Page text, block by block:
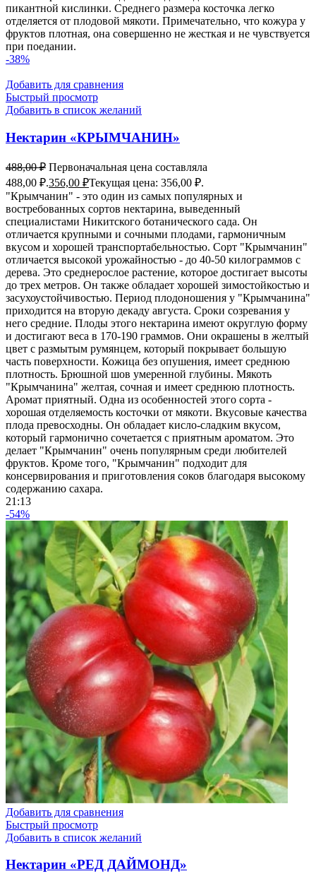
пикантной кислинки. Среднего размера косточка легко
отделяется от плодовой мякоти. Примечательно, что кожура у
фруктов плотная, она совершенно не жесткая и не чувствуется
при поедании.
-38%
Добавить для сравнения
Быстрый просмотр
Добавить в список желаний
Нектарин «КРЫМЧАНИН»
488,00₽ Первоначальная цена составляла
488,00 ₽.356,00 ₽Текущая цена: 356,00 ₽.
"Крымчанин" - это один из самых популярных и
востребованных сортов нектарина, выведенный
специалистами Никитского ботанического сада. Он
отличается крупными и сочными плодами, гармоничным
вкусом и хорошей транспортабельностью. Сорт "Крымчанин"
отличается высокой урожайностью - до 40-50 килограммов с
дерева. Это среднерослое растение, которое достигает высоты
до трех метров. Он также обладает хорошей зимостойкостью и
засухоустойчивостью. Период плодоношения у "Крымчанина"
приходится на вторую декаду августа. Сроки созревания у
него средние. Плоды этого нектарина имеют округлую форму
и достигают веса в 170-190 граммов. Они окрашены в желтый
цвет с размытым румянцем, который покрывает большую
часть поверхности. Кожица без опушения, имеет среднюю
плотность. Брюшной шов умеренной глубины. Мякоть
"Крымчанина" желтая, сочная и имеет среднюю плотность.
Аромат приятный. Одна из особенностей этого сорта -
хорошая отделяемость косточки от мякоти. Вкусовые качества
плода превосходны. Он обладает кисло-сладким вкусом,
который гармонично сочетается с приятным ароматом. Это
делает "Крымчанин" очень популярным среди любителей
фруктов. Кроме того, "Крымчанин" подходит для
консервирования и приготовления соков благодаря высокому
содержанию сахара.
21:13
-54%
Добавить для сравнения
Быстрый просмотр
Добавить в список желаний
Нектарин «РЕД ДАЙМОНД»